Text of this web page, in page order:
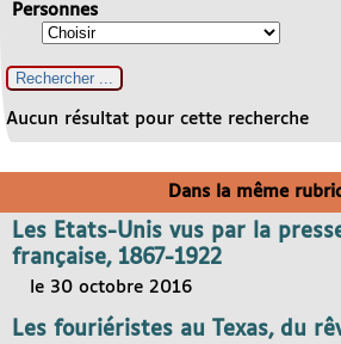
Personnes
Aucun résultat pour cette recherche
Dans la même
Les Etats-Unis vus par la
française, 1867-1922
le 30 octobre 2016
Les fouriéristes au Texas, du